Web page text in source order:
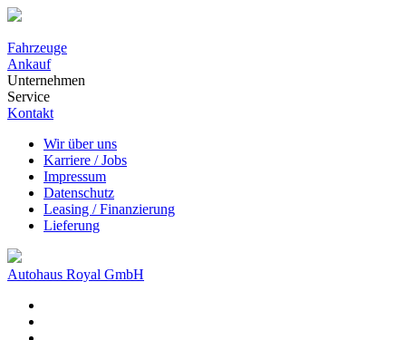
Fahrzeuge
Ankauf
Unternehmen
Service
Kontakt
Wir über uns
Karriere / Jobs
Impressum
Datenschutz
Leasing / Finanzierung
Lieferung
Autohaus Royal GmbH